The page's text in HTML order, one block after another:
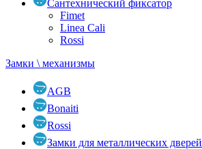
Сантехнический фиксатор
Fimet
Linea Cali
Rossi
Замки \ механизмы
AGB
Bonaiti
Rossi
Замки для металлических дверей